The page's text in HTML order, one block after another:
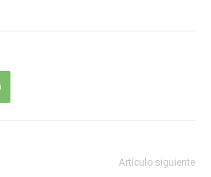
Artículo siguiente